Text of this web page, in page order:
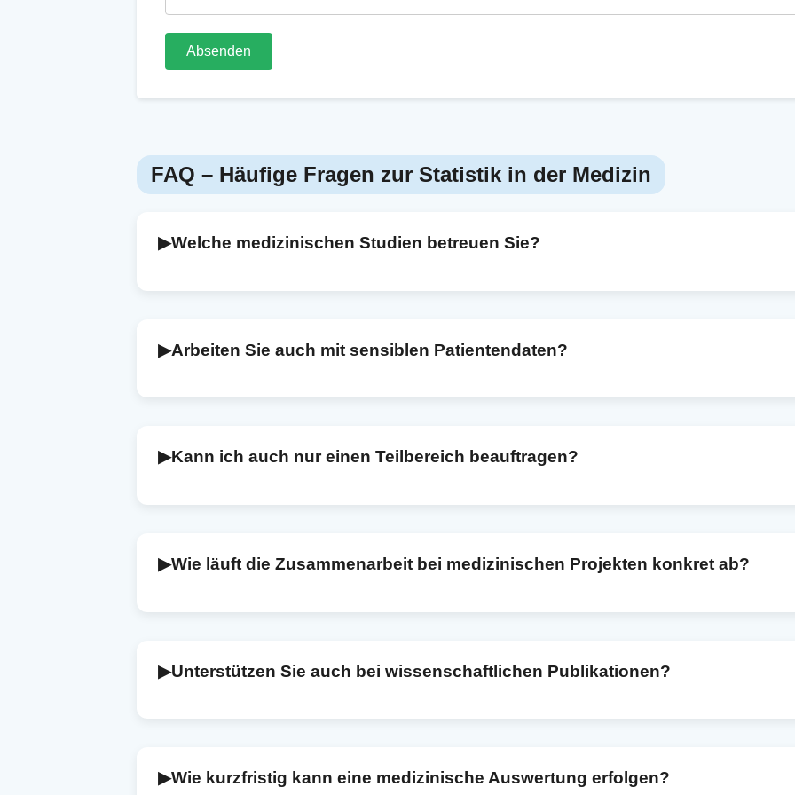
Absenden
FAQ – Häufige Fragen zur Statistik in der Medizin
▶Welche medizinischen Studien betreuen Sie?
multizentrische Forschungsprojekte. Dabei begleite ich den gesamten Prozess: von der
▶Arbeiten Sie auch mit sensiblen Patientendaten?
DSGVO, arbeite bei Bedarf mit pseudonymisierten oder anonymisierten Datensätzen und biete auf
▶Kann ich auch nur einen Teilbereich beauftragen?
der Erstellung von Grafiken oder eine unabhängige Überprüfung Ihrer bereits durchgeführten
▶Wie läuft die Zusammenarbeit bei medizinischen Projekten konkret ab?
transparentes Angebot. Nach Ihrer Zustimmung beginne ich mit der Arbeit und liefere die
▶Unterstützen Sie auch bei wissenschaftlichen Publikationen?
Tabellen und Abbildungen, die Auswahl passender statistischer Verfahren und auf Wunsch auch die
▶Wie kurzfristig kann eine medizinische Auswertung erfolgen?